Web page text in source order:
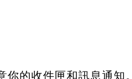
的收件匣和訊息通知。